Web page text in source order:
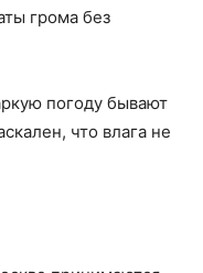
грома без
погоду бывают
что влага не